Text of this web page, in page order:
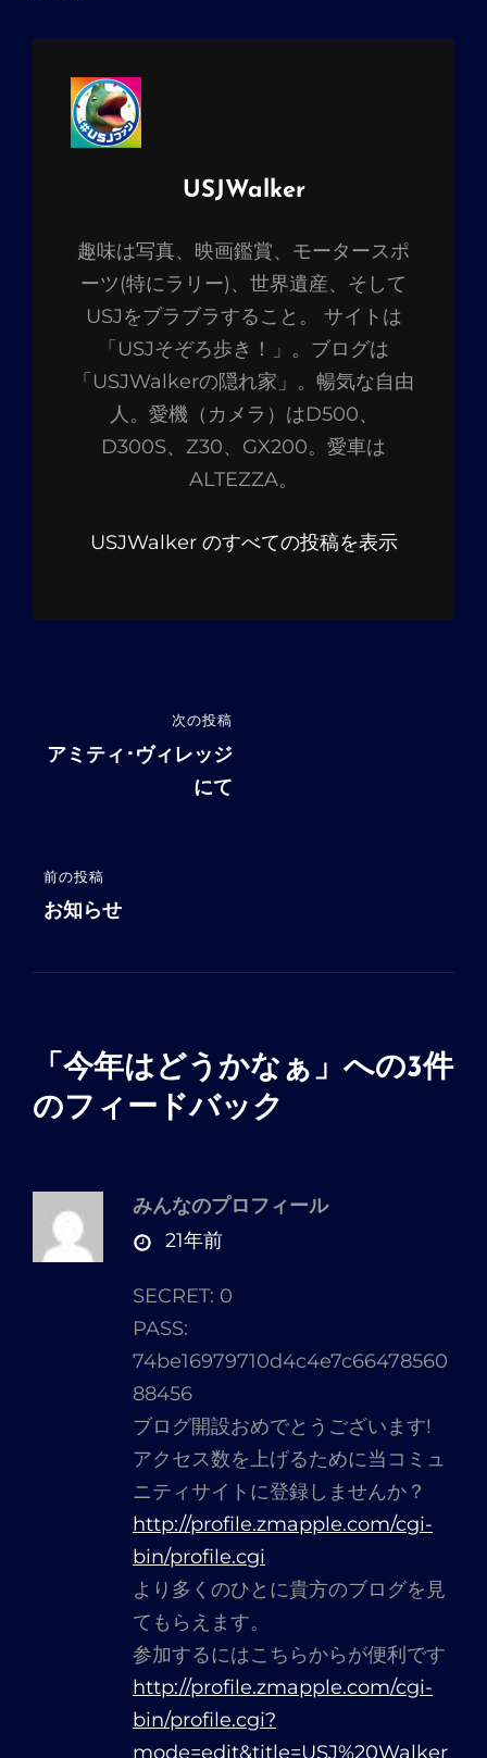
ゴ
ー
投
者:
USJWalker
趣味は写真、映画鑑賞、モータースポ
ーツ(特にラリー)、世界遺産、そして
USJをブラブラすること。 サイトは
「USJそぞろ歩き！」。ブログは
「USJWalkerの隠れ家」。暢気な自由
人。愛機（カメラ）はD500、
D300S、Z30、GX200。愛車は
ALTEZZA。
USJWalker のすべての投稿を表示
稿
ゲ
ー
前
の
稿
前の投稿
お知らせ
の
次の投稿
アミティ･ヴィレッジ
にて
「 今年はどうかなぁ」への3件
のフィードバック
みんなのプロフィール
さ
の
発
言:
21年前
SECRET: 0
PASS:
74be16979710d4c4e7c66478560
88456
ブログ開設おめでとうございます!
アクセス数を上げるために当コミュ
ニティサイトに登録しませんか？
http://profile.zmapple.com/cgi-
bin/profile.cgi
より多くのひとに貴方のブログを見
てもらえます。
参加するにはこちらからが便利です
http://profile.zmapple.com/cgi-
bin/profile.cgi?
mode=edit&title=USJ%20Walker